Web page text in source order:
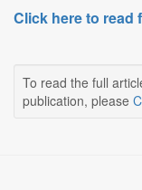
Click here to read
To read the full
publication, please